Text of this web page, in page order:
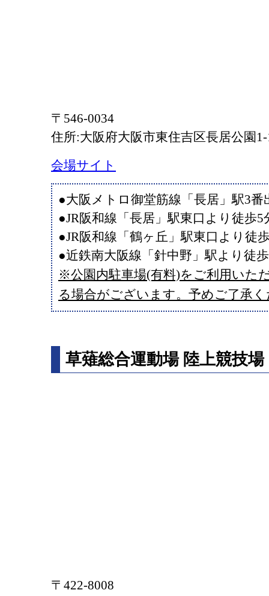
〒546-0034
住所:大阪府大阪市東住吉区⻑居公園
会場サイト
●大阪メトロ御堂筋線「⻑居」駅3番
●JR阪和線「⻑居」駅東口より徒歩5
●JR阪和線「鶴ヶ丘」駅東口より徒
●近鉄南大阪線「針中野」駅より徒
※公園内駐車場(有料)をご利用いた
る場合がございます。予めご了承
草薙総合運動場 陸上競技場
〒422-8008